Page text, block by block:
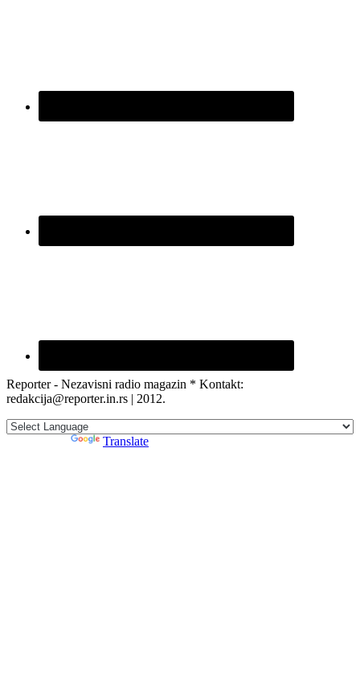
Reporter - Nezavisni radio magazin * Kontakt:
redakcija@reporter.in.rs | 2012.
Translate